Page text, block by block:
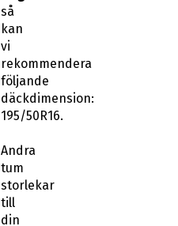
så
kan
vi
rekommendera
följande
däckdimension:
195/50R16.
Andra
tum
storlekar
till
din